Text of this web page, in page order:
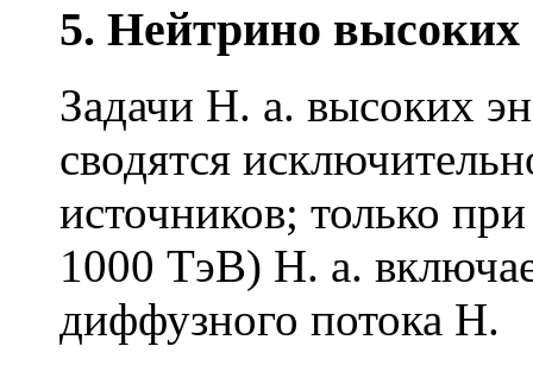
5. Нейтрино высоких
Задачи Н. а. высоких
сводятся
источников; только
1000 ТэВ) Н. а.
диффузного потока Н.